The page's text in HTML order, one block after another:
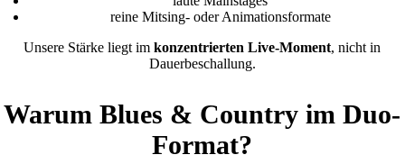
reine Mitsing- oder Animationsformate
Unsere Stärke liegt im konzentrierten Live-Moment, nicht in
Dauerbeschallung.
Warum Blues & Country im Duo-
Format?